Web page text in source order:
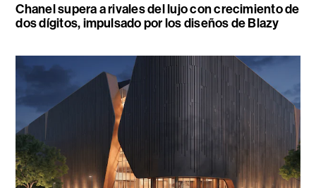
Chanel supera a rivales del lujo con crecimiento de
dos dígitos, impulsado por los diseños de Blazy